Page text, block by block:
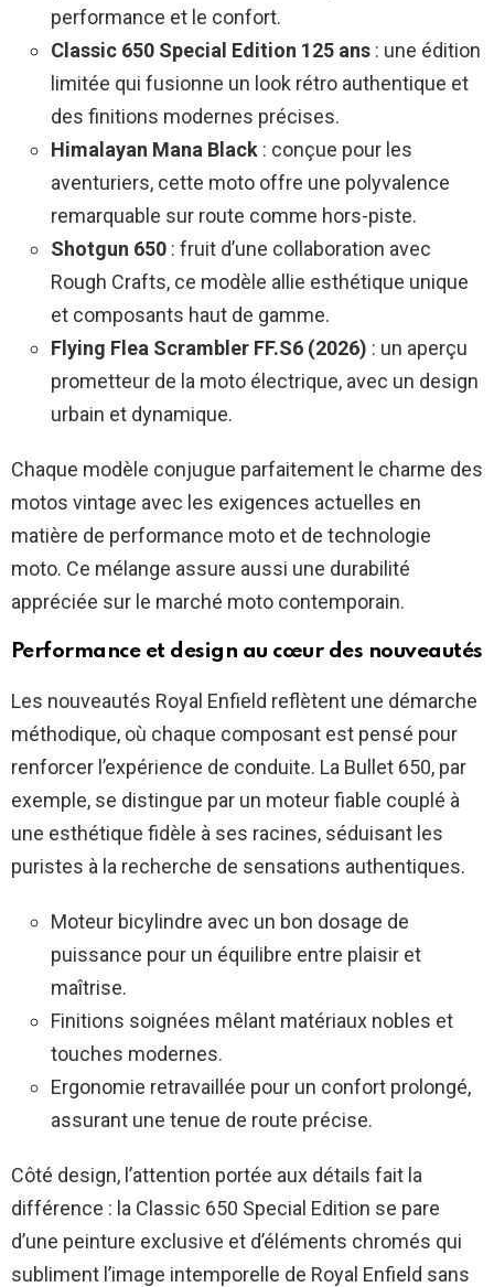
performance et le confort.
Classic 650 Special Edition 125 ans : une édition
limitée qui fusionne un look rétro authentique et
des finitions modernes précises.
Himalayan Mana Black : conçue pour les
aventuriers, cette moto offre une polyvalence
remarquable sur route comme hors-piste.
Shotgun 650 : fruit d’une collaboration avec
Rough Crafts, ce modèle allie esthétique unique
et composants haut de gamme.
Flying Flea Scrambler FF.S6 (2026) : un aperçu
prometteur de la moto électrique, avec un design
urbain et dynamique.
Chaque modèle conjugue parfaitement le charme des
motos vintage avec les exigences actuelles en
matière de performance moto et de technologie
moto. Ce mélange assure aussi une durabilité
appréciée sur le marché moto contemporain.
Performance et design au cœur des nouveautés
Les nouveautés Royal Enfield reflètent une démarche
méthodique, où chaque composant est pensé pour
renforcer l’expérience de conduite. La Bullet 650, par
exemple, se distingue par un moteur fiable couplé à
une esthétique fidèle à ses racines, séduisant les
puristes à la recherche de sensations authentiques.
Moteur bicylindre avec un bon dosage de
puissance pour un équilibre entre plaisir et
maîtrise.
Finitions soignées mêlant matériaux nobles et
touches modernes.
Ergonomie retravaillée pour un confort prolongé,
assurant une tenue de route précise.
Côté design, l’attention portée aux détails fait la
différence : la Classic 650 Special Edition se pare
d’une peinture exclusive et d’éléments chromés qui
subliment l’image intemporelle de Royal Enfield sans